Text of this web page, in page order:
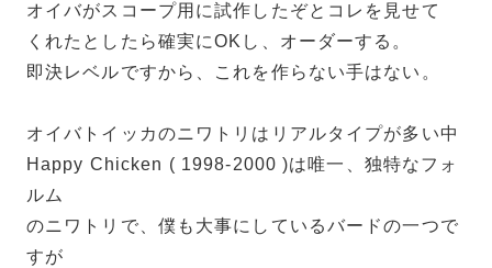
オイバがスコープ用に試作したぞとコレを見せて
くれたとしたら確実にOKし、オーダーする。
即決レベルですから、これを作らない手はない。
オイバトイッカのニワトリはリアルタイプが多い中
Happy Chicken ( 1998-2000 )は唯一、独特なフォ
ルム
のニワトリで、僕も大事にしているバードの一つで
すが